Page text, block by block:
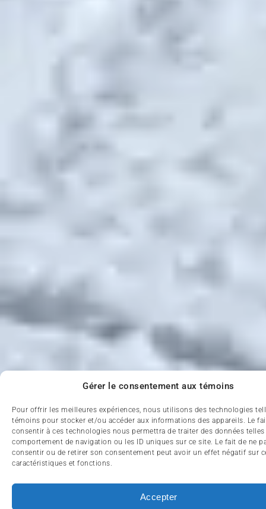
Gérer le consentement aux témoins
Pour offrir les meilleures expériences, nous utilisons des technologies
témoins pour stocker et/ou accéder aux informations des appareils. Le
consentir à ces technologies nous permettra de traiter des données telles
comportement de navigation ou les ID uniques sur ce site. Le fait de ne
consentir ou de retirer son consentement peut avoir un effet négatif sur
caractéristiques et fonctions.
Accepter